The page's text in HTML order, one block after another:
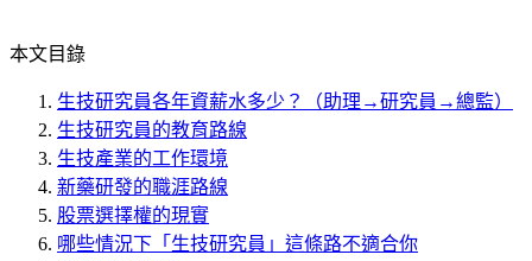
本文目錄
生技研究員各年資薪水多少？（助理→研究員→總監）
生技研究員的教育路線
生技產業的工作環境
新藥研發的職涯路線
股票選擇權的現實
哪些情況下「生技研究員」這條路不適合你